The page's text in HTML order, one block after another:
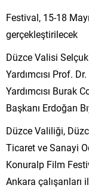
Festival, 15-18
gerçekleştirilecek
Düzce Valisi
Yardımcısı Prof.
Yardımcısı Burak
Başkanı Erdoğan
Düzce Valiliği,
Ticaret ve Sanayi
Konuralp Film
Ankara çalışanları